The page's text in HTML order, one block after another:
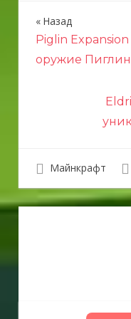
Н
ц
и
Назад
Piglin
оружие
Майнкрафт